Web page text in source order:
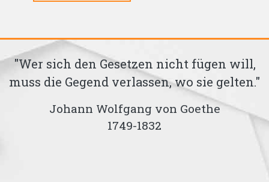
"Wer sich den Gesetzen nicht fügen will,
muss die Gegend verlassen, wo sie gelten."
Johann Wolfgang von Goethe
1749-1832